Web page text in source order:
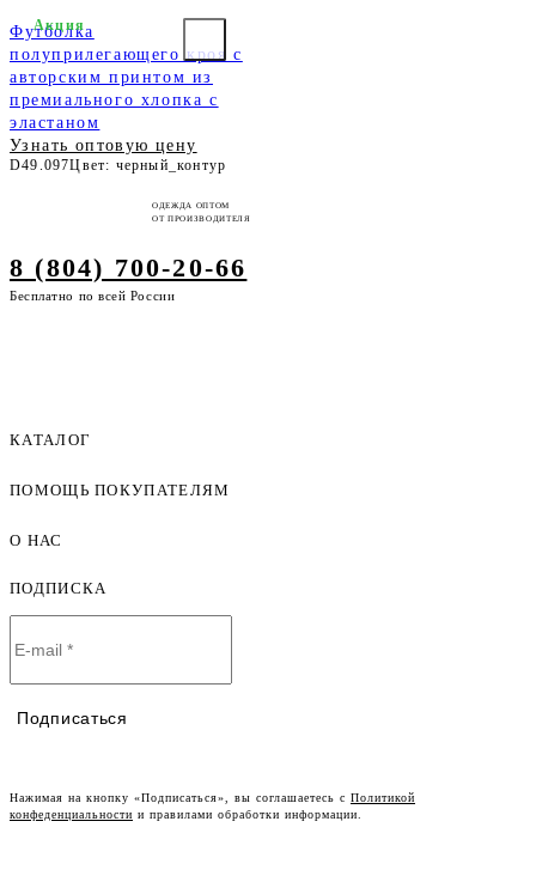
Футболка
полуприлегающего кроя с
авторским принтом из
премиального хлопка с
эластаном
Узнать оптовую цену
D49.097Цвет: черный_контур
Акция
ОДЕЖДА ОПТОМ
ОТ ПРОИЗВОДИТЕЛЯ
8 (804) 700-20-66
Бесплатно по всей России
КАТАЛОГ
Женская одежда оптом
Мужская одежда оптом
ПОМОЩЬ ПОКУПАТЕЛЯМ
Оплата и доставка
Договор-оферта
Условия сотрудничества
О НАС
Lookbook
Работа в компании
ПОДПИСКА
Подписаться
Нажимая на кнопку «Подписаться», вы соглашаетесь с Политикой
конфеденциальности и правилами обработки информации.